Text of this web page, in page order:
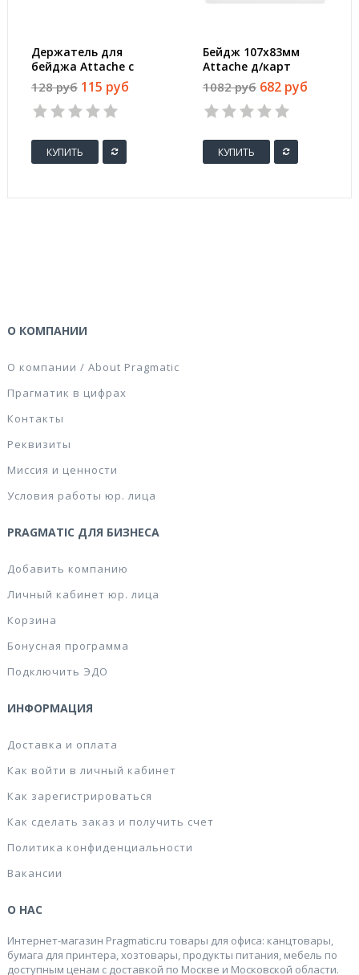
Держатель для
бейджа Attache с
рулеткой
128 руб 115 руб
КУПИТЬ
Бейдж 107х83мм
Attache д/карт
100х71мм с жёлтой
тесьмой, 10 шт/уп
1082 руб 682 руб
КУПИТЬ
О КОМПАНИИ
О компании / About Pragmatic
Прагматик в цифрах
Контакты
Реквизиты
Миссия и ценности
Условия работы юр. лица
PRAGMATIC ДЛЯ БИЗНЕСА
Добавить компанию
Личный кабинет юр. лица
Корзина
Бонусная программа
Подключить ЭДО
ИНФОРМАЦИЯ
Доставка и оплата
Как войти в личный кабинет
Как зарегистрироваться
Как сделать заказ и получить счет
Политика конфиденциальности
Вакансии
О НАС
Интернет-магазин Pragmatic.ru товары для офиса: канцтовары,
бумага для принтера, хозтовары, продукты питания, мебель по
доступным ценам с доставкой по Москве и Московской области.